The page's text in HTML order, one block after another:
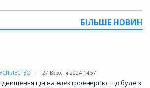
БІЛЬШЕ НОВИН
27 Вересня 2024 14:57
цін на електроенергію: що буде з